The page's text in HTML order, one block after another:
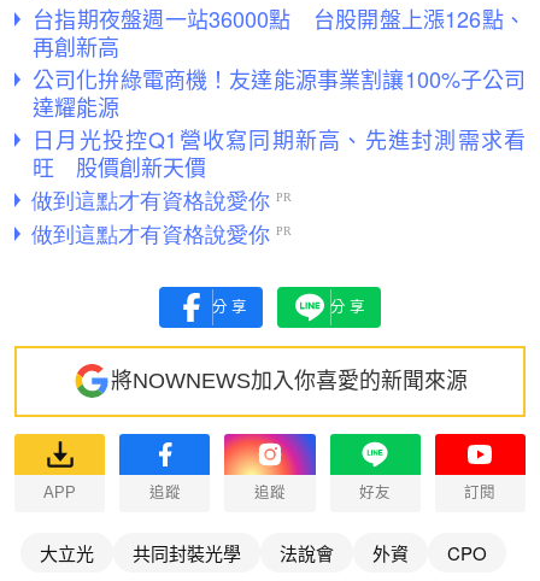
台指期夜盤週一站36000點 台股開盤上漲126點、
再創新高
公司化拚綠電商機！友達能源事業割讓100%子公司
達耀能源
日月光投控Q1營收寫同期新高、先進封測需求看
旺 股價創新天價
分享 分享
將NOWNEWS加入你喜愛的新聞來源
APP 追蹤 追蹤 好友 訂閱
大立光 共同封裝光學 法說會 外資 CPO